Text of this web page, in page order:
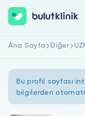
Hemen
Ana Sayfa Diğer
Bu profil sayfası
bilgilerden